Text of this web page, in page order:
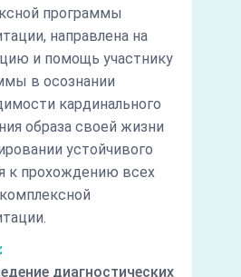
программы
направлена на
и помощь участнику
в осознании
кардинального
образа своей жизни
устойчивого
к прохождению всех
диагностических